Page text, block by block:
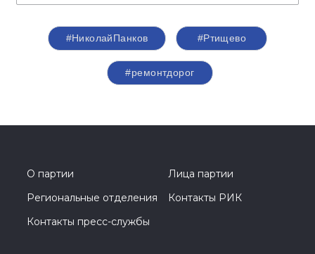
#НиколайПанков #Ртищево
#ремонтдорог
О партии
Лица партии
Региональные отделения
Контакты РИК
Контакты пресс-службы